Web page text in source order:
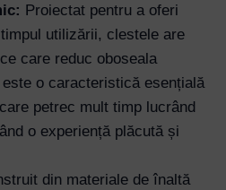
Proiectat pentru a oferi
utilizării, clestele are
care reduc oboseala
o caracteristică esențială
petrec mult timp lucrând
o experiență plăcută și
din materiale de înaltă